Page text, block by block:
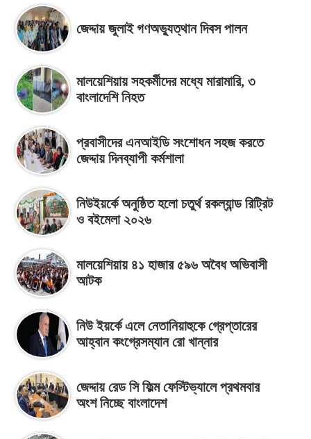
জেদ্দায় জুলাই গণঅভ্যুত্থান দিবস পালন
মালয়েশিয়ায় সহকর্মীদের মধ্যে মারামারি, ৩
বাংলাদেশি নিহত
প্রবাসীদের এনআইডি সংশোধন সহজ করতে
জেদ্দায় দিনব্যাপী কর্মশালা
নিউইয়র্কে অনুষ্ঠিত হলো চতুর্থ রকল্যান্ড রিট্রিট
ও বইমেলা ২০২৬
মালয়েশিয়ায় ৪১ হাজার ৫৯৬ অবৈধ অভিবাসী
আটক
নিউ ইয়র্কে এলে নেতানিয়াহুকে গ্রেপ্তারের
আহ্বান কংগ্রেসম্যান রো খান্নার
জেদ্দায় রেড সি ফিল্ম ফেস্টিভ্যালে প্রথমবার
অংশ নিচ্ছে বাংলাদেশ